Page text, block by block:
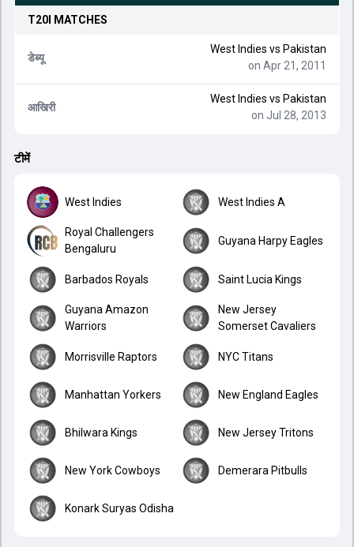
T20I MATCHES
डेब्यू
West Indies vs Pakistan
on Apr 21, 2011
आखिरी
West Indies vs Pakistan
on Jul 28, 2013
टीमें
West Indies West Indies A
Royal Challengers
Bengaluru
Guyana Harpy Eagles
Barbados Royals Saint Lucia Kings
Guyana Amazon
Warriors
New Jersey
Somerset Cavaliers
Morrisville Raptors NYC Titans
Manhattan Yorkers New England Eagles
Bhilwara Kings New Jersey Tritons
New York Cowboys Demerara Pitbulls
Konark Suryas Odisha